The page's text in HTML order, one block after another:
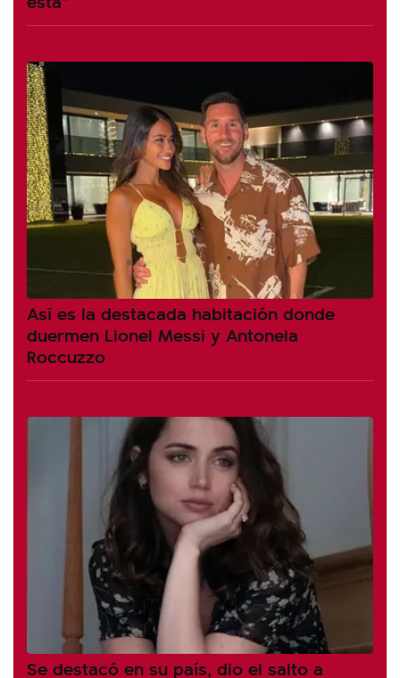
Así es la destacada habitación donde
duermen Lionel Messi y Antonela
Roccuzzo
Se destacó en su país, dio el salto a